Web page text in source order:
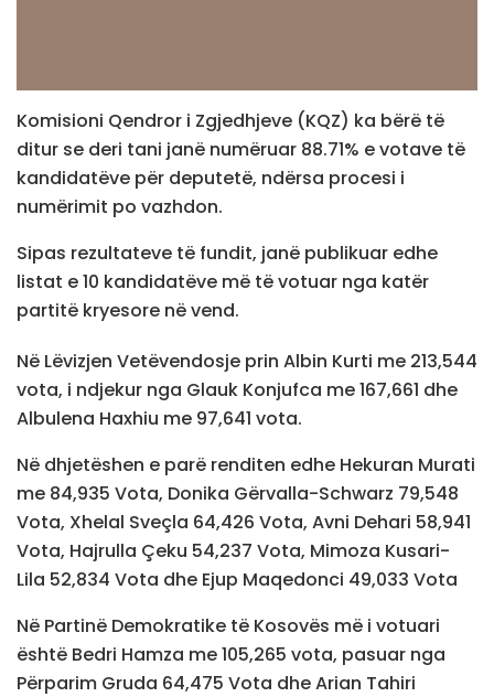
Komisioni Qendror i Zgjedhjeve (KQZ) ka bërë të
ditur se deri tani janë numëruar 88.71% e votave të
kandidatëve për deputetë, ndërsa procesi i
numërimit po vazhdon.
Sipas rezultateve të fundit, janë publikuar edhe
listat e 10 kandidatëve më të votuar nga katër
partitë kryesore në vend.
Në Lëvizjen Vetëvendosje prin Albin Kurti me 213,544
vota, i ndjekur nga Glauk Konjufca me 167,661 dhe
Albulena Haxhiu me 97,641 vota.
Në dhjetëshen e parë renditen edhe Hekuran Murati
me 84,935 Vota, Donika Gërvalla-Schwarz 79,548
Vota, Xhelal Sveçla 64,426 Vota, Avni Dehari 58,941
Vota, Hajrulla Çeku 54,237 Vota, Mimoza Kusari-
Lila 52,834 Vota dhe Ejup Maqedonci 49,033 Vota
Në Partinë Demokratike të Kosovës më i votuari
është Bedri Hamza me 105,265 vota, pasuar nga
Përparim Gruda 64,475 Vota dhe Arian Tahiri